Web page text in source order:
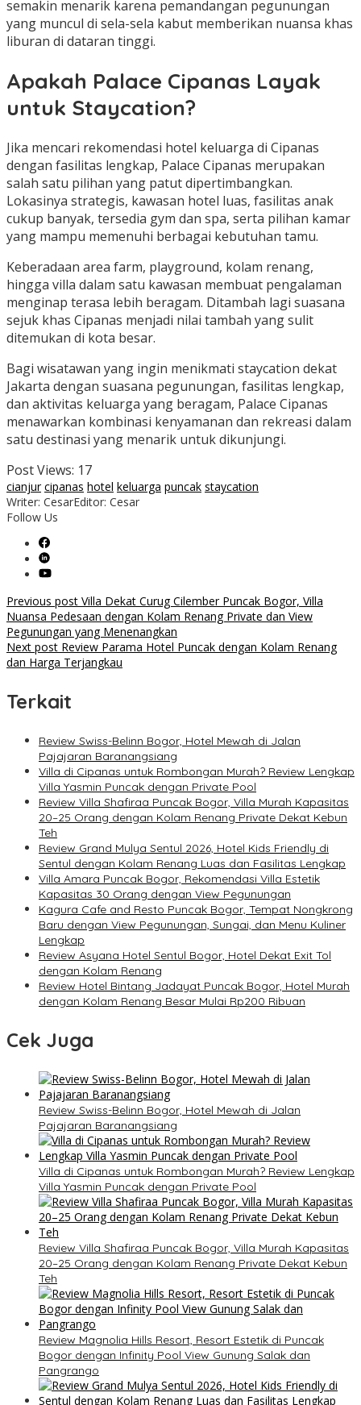
semakin menarik karena pemandangan pegunungan
yang muncul di sela-sela kabut memberikan nuansa khas
liburan di dataran tinggi.
Apakah Palace Cipanas Layak
untuk Staycation?
Jika mencari rekomendasi hotel keluarga di Cipanas
dengan fasilitas lengkap, Palace Cipanas merupakan
salah satu pilihan yang patut dipertimbangkan.
Lokasinya strategis, kawasan hotel luas, fasilitas anak
cukup banyak, tersedia gym dan spa, serta pilihan kamar
yang mampu memenuhi berbagai kebutuhan tamu.
Keberadaan area farm, playground, kolam renang,
hingga villa dalam satu kawasan membuat pengalaman
menginap terasa lebih beragam. Ditambah lagi suasana
sejuk khas Cipanas menjadi nilai tambah yang sulit
ditemukan di kota besar.
Bagi wisatawan yang ingin menikmati staycation dekat
Jakarta dengan suasana pegunungan, fasilitas lengkap,
dan aktivitas keluarga yang beragam, Palace Cipanas
menawarkan kombinasi kenyamanan dan rekreasi dalam
satu destinasi yang menarik untuk dikunjungi.
Post Views: 17
cianjur cipanas hotel keluarga puncak staycation
Writer: CesarEditor: Cesar
Follow Us
Post
navigation
Previous post Villa Dekat Curug Cilember Puncak Bogor, Villa
Nuansa Pedesaan dengan Kolam Renang Private dan View
Pegunungan yang Menenangkan
Next post Review Parama Hotel Puncak dengan Kolam Renang
dan Harga Terjangkau
Terkait
Review Swiss-Belinn Bogor, Hotel Mewah di Jalan
Pajajaran Baranangsiang
Villa di Cipanas untuk Rombongan Murah? Review Lengkap
Villa Yasmin Puncak dengan Private Pool
Review Villa Shafiraa Puncak Bogor, Villa Murah Kapasitas
20–25 Orang dengan Kolam Renang Private Dekat Kebun
Teh
Review Grand Mulya Sentul 2026, Hotel Kids Friendly di
Sentul dengan Kolam Renang Luas dan Fasilitas Lengkap
Villa Amara Puncak Bogor, Rekomendasi Villa Estetik
Kapasitas 30 Orang dengan View Pegunungan
Kagura Cafe and Resto Puncak Bogor, Tempat Nongkrong
Baru dengan View Pegunungan, Sungai, dan Menu Kuliner
Lengkap
Review Asyana Hotel Sentul Bogor, Hotel Dekat Exit Tol
dengan Kolam Renang
Review Hotel Bintang Jadayat Puncak Bogor, Hotel Murah
dengan Kolam Renang Besar Mulai Rp200 Ribuan
Cek Juga
Review Swiss-Belinn Bogor, Hotel Mewah di Jalan
Pajajaran Baranangsiang
Villa di Cipanas untuk Rombongan Murah? Review Lengkap
Villa Yasmin Puncak dengan Private Pool
Review Villa Shafiraa Puncak Bogor, Villa Murah Kapasitas
20–25 Orang dengan Kolam Renang Private Dekat Kebun
Teh
Review Magnolia Hills Resort, Resort Estetik di Puncak
Bogor dengan Infinity Pool View Gunung Salak dan
Pangrango